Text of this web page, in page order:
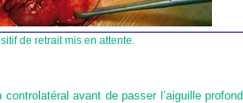
de retrait mis en attente.
controlatéral avant de passer l’aiguille